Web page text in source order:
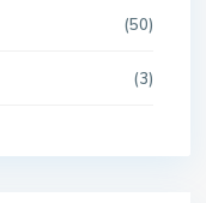
(50)
(3)